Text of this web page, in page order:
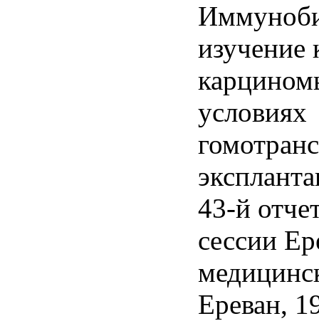
изучение
условиях
43-й
сессии
Ереван,